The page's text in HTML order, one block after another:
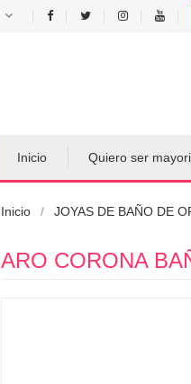
Inicio Quiero ser
Inicio JOYAS DE BAÑO DE
ARO CORONA